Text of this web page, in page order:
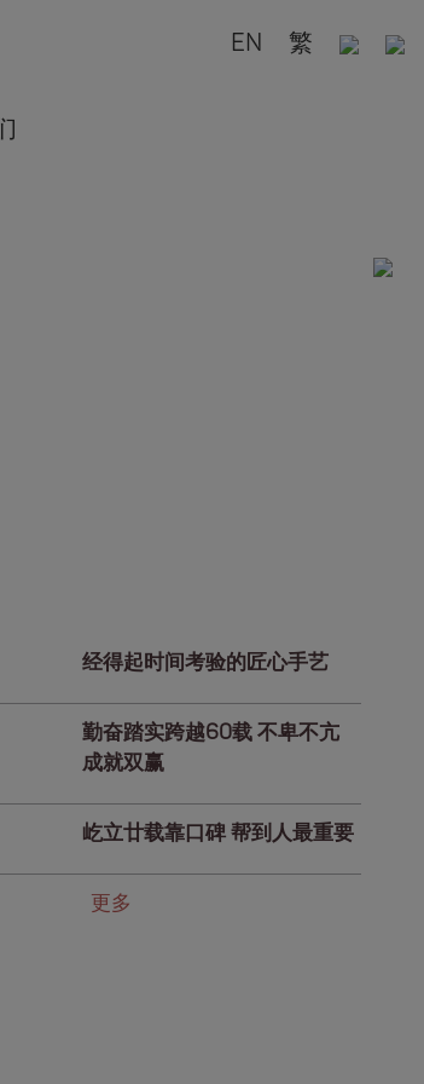
EN 繁
经得起时间考验的匠心手艺
勤奋踏实跨越60载 不卑不亢
成就双赢
屹立廿载靠口碑 帮到人最重要
更多